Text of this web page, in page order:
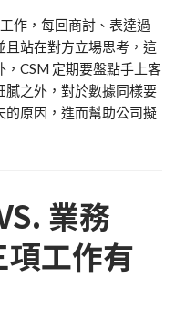
作，每回商討、表達過
且站在對方立場思考，這
CSM 定期要盤點手上客
膩之外，對於數據同樣要
的原因，進而幫助公司擬
業務
項工作有